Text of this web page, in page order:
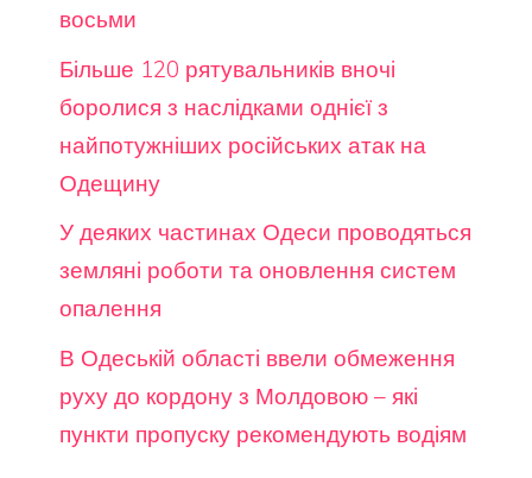
восьми
Більше 120 рятувальників вночі
боролися з наслідками однієї з
найпотужніших російських атак на
Одещину
У деяких частинах Одеси проводяться
земляні роботи та оновлення систем
опалення
В Одеській області ввели обмеження
руху до кордону з Молдовою – які
пункти пропуску рекомендують водіям